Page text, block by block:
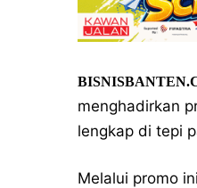
menghadirkan
lengkap di tepi
Melalui promo